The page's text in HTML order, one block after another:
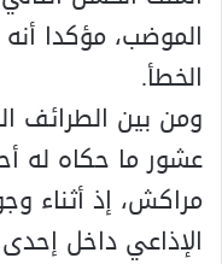
الموضب، مؤكدا
الخطأ.
ومن بين الطرائف
عشور ما حكاه له
مراكش، إذ أثناء
الإذاعي داخل